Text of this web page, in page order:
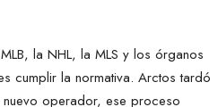
la NHL, la MLS y los órganos
cumplir la normativa. Arctos tardó
operador, ese proceso